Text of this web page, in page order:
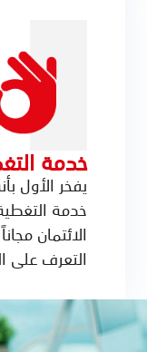
خدمة
يفخر الأول
خدمة
الائتمان
التعرف على